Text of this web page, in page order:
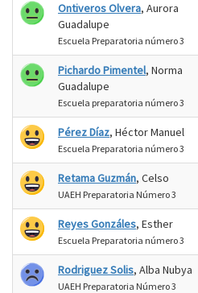
Ontiveros Olvera, Aurora
Guadalupe
Escuela Preparatoria número 3
Pichardo Pimentel, Norma
Guadalupe
Escuela preparatoria número 3
Pérez Díaz, Héctor Manuel
Escuela Preparatoria número 3
Retama Guzmán, Celso
UAEH Preparatoria Número 3
Reyes Gonzáles, Esther
Escuela Preparatoria número 3
Rodriguez Solis, Alba Nubya
UAEH Preparatoria Número 3